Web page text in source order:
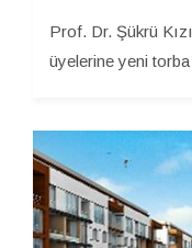
Prof. Dr. Şükrü
üyelerine yeni